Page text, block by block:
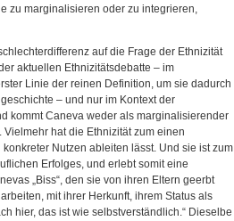
zu marginalisieren oder zu integrieren,
auf die Frage der Ethnizität
aktuellen Ethnizitätsdebatte – im
Linie der reinen Definition, um sie dadurch
– und nur im Kontext der
kommt Caneva weder als marginalisierender
hat die Ethnizität zum einen
Nutzen ableiten lässt. Und sie ist zum
Erfolges, und erlebt somit eine
„Biss“, den sie von ihren Eltern geerbt
mit ihrer Herkunft, ihrem Status als
hier, das ist wie selbstverständlich.“ Dieselbe